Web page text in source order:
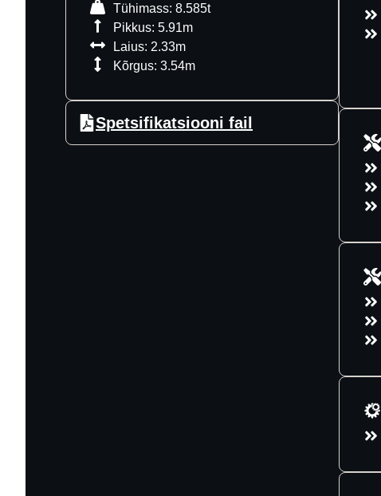
Tühimass: 8.585t
Pikkus: 5.91m
Laius: 2.33m
Kõrgus: 3.54m
Spetsifikatsiooni fail